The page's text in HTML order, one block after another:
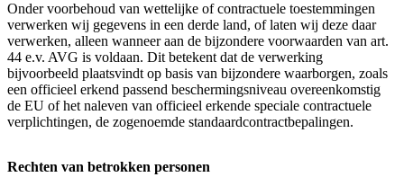
Onder voorbehoud van wettelijke of contractuele toestemmingen
verwerken wij gegevens in een derde land, of laten wij deze daar
verwerken, alleen wanneer aan de bijzondere voorwaarden van art.
44 e.v. AVG is voldaan. Dit betekent dat de verwerking
bijvoorbeeld plaatsvindt op basis van bijzondere waarborgen, zoals
een officieel erkend passend beschermingsniveau overeenkomstig
de EU of het naleven van officieel erkende speciale contractuele
verplichtingen, de zogenoemde standaardcontractbepalingen.
Rechten van betrokken personen